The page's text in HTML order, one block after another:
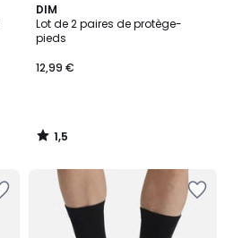
DIM
Lot de 2 paires de protège-
pieds
12,99 €
1,5
/
5
1,5
/